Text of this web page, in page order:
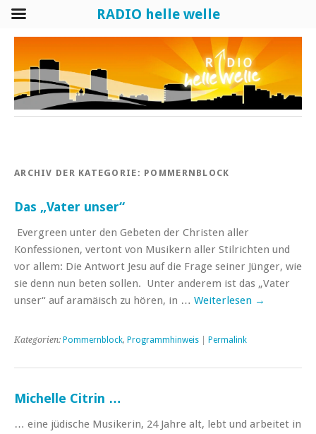
ARCHIV DER KATEGORIE: POMMERNBLOCK
Das „Vater unser“
Evergreen unter den Gebeten der Christen aller
Konfessionen, vertont von Musikern aller Stilrichten und
vor allem: Die Antwort Jesu auf die Frage seiner Jünger, wie
sie denn nun beten sollen. Unter anderem ist das „Vater
unser“ auf aramäisch zu hören, in … Weiterlesen →
Kategorien: Pommernblock, Programmhinweis Permalink
Michelle Citrin …
… eine jüdische Musikerin, 24 Jahre alt, lebt und arbeitet in
RADIO helle welle